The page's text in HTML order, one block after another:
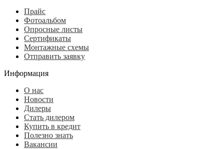
Прайс
Фотоальбом
Опросные листы
Сертификаты
Монтажные схемы
Отправить заявку
Информация
О нас
Новости
Дилеры
Стать дилером
Купить в кредит
Полезно знать
Вакансии